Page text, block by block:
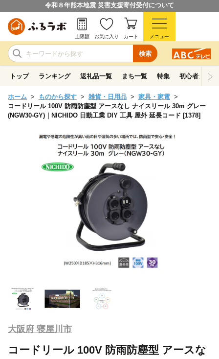
令和８年熊本地震 災害支援寄付受付について
検索
上限額 お気に入り カート メニュー
トップ ランキング 返礼品一覧 まち一覧 特集 初心者ガイド
ホーム ものから探す 雑貨・日用品
家具・家電
コードリール 100V 防雨防塵型 アースなし ナイスリール 30m グレー
(NGW30-GY)｜NICHIDO 日動工業 DIY 工具 屋外 延長コード [1378]
大阪府 寝屋川市
コードリール 100V 防雨防塵型 アースな